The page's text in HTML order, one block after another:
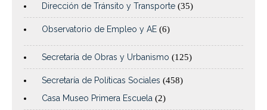
Dirección de Tránsito y Transporte (35)
Observatorio de Empleo y AE (6)
Secretaría de Obras y Urbanismo (125)
Secretaría de Políticas Sociales (458)
Casa Museo Primera Escuela (2)